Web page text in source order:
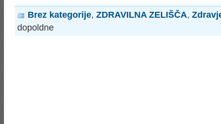
Brez kategorije, ZDRAVILNA ZELIŠČA,
dopoldne